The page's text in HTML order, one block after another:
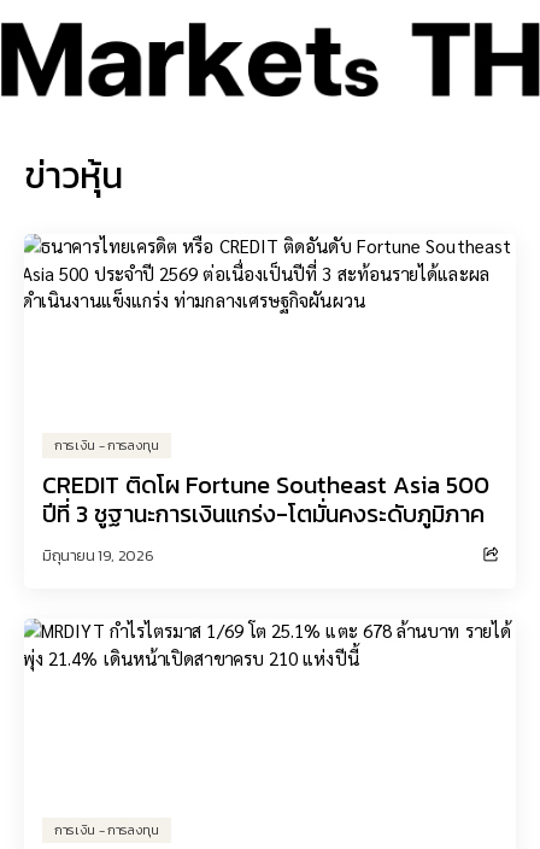
ข่าวหุ้น
การเงิน - การลงทุน
CREDIT ติดโผ Fortune Southeast Asia 500
ปีที่ 3 ชูฐานะการเงินแกร่ง-โตมั่นคงระดับภูมิภาค
มิถุนายน 19, 2026
การเงิน - การลงทุน